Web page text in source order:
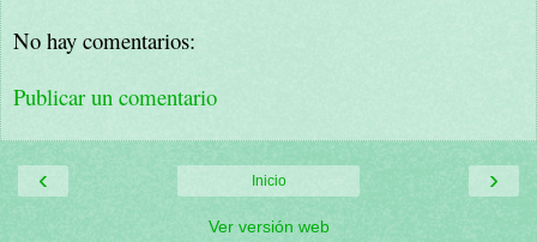
No hay comentarios:
Publicar un comentario
‹ ›
Inicio
Ver versión web